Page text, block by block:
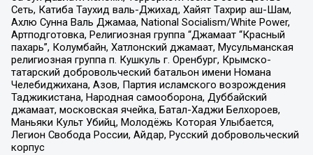
Сеть, Катиба Таухид валь-Джихад, Хайят Тахрир аш-Шам,
Ахлю Сунна Валь Джамаа, National Socialism/White Power,
Артподготовка, Религиозная группа “Джамаат “Красный
пахарь”, Колумбайн, Хатлонский джамаат, Мусульманская
религиозная группа п. Кушкуль г. Оренбург, Крымско-
татарский добровольческий батальон имени Номана
Челебиджихана, Азов, Партия исламского возрождения
Таджикистана, Народная самооборона, Дуббайский
джамаат, московская ячейка, Батал-Хаджи Белхороев,
Маньяки Культ Убийц, Молодёжь Которая Улыбается,
Легион Свобода России, Айдар, Русский добровольческий
корпус